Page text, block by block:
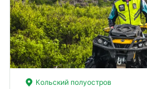
Кольский полуостров